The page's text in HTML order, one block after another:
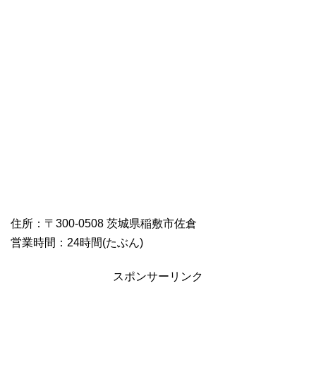
住所：〒300-0508 茨城県稲敷市佐倉
営業時間：24時間(たぶん)
スポンサーリンク